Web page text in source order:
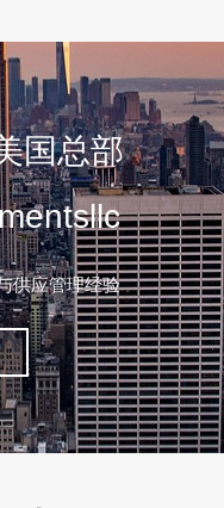
国总部
供应管理经验